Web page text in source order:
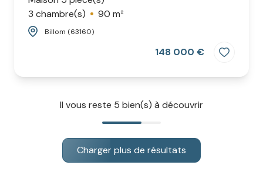
3 chambre(s)
90 m²
Billom (63160)
148 000 €
Il vous reste 5 bien(s) à découvrir
Charger plus de résultats